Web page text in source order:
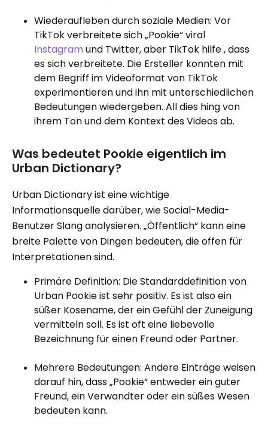
Wiederaufleben durch soziale Medien: Vor
TikTok verbreitete sich „Pookie“ viral
Instagram und Twitter, aber TikTok hilfe , dass
es sich verbreitete. Die Ersteller konnten mit
dem Begriff im Videoformat von TikTok
experimentieren und ihn mit unterschiedlichen
Bedeutungen wiedergeben. All dies hing von
ihrem Ton und dem Kontext des Videos ab.
Was bedeutet Pookie eigentlich im
Urban Dictionary?
Urban Dictionary ist eine wichtige
Informationsquelle darüber, wie Social-Media-
Benutzer Slang analysieren. „Öffentlich“ kann eine
breite Palette von Dingen bedeuten, die offen für
Interpretationen sind.
Primäre Definition: Die Standarddefinition von
Urban Pookie ist sehr positiv. Es ist also ein
süßer Kosename, der ein Gefühl der Zuneigung
vermitteln soll. Es ist oft eine liebevolle
Bezeichnung für einen Freund oder Partner.
Mehrere Bedeutungen: Andere Einträge weisen
darauf hin, dass „Pookie“ entweder ein guter
Freund, ein Verwandter oder ein süßes Wesen
bedeuten kann.